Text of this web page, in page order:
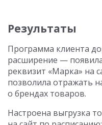
Результаты
Программа клиента
расширение —
реквизит «Марка» на
позволила отражать
о брендах товаров.
Настроена выгрузка